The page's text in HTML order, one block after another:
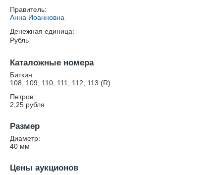
Правитель:
Анна Иоанновна
Денежная единица:
Рубль
Каталожные номера
Биткин:
108, 109, 110, 111, 112, 113 (R)
Петров:
2,25 рубля
Размер
Диаметр:
40 мм
Цены аукционов